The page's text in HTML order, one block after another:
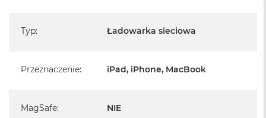
Typ: Ładowarka sieciowa
Przeznaczenie: iPad, iPhone, MacBook
MagSafe: NIE